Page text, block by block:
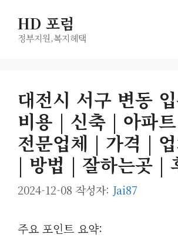
HD 포럼
정부지원,복지헤택
대전시 서구 변동
비용 | 신축 | 아파
전문업체 | 가격 |
| 방법 | 잘하는곳 |
2024-12-08 작성자: Jai87
주요 포인트 요약: